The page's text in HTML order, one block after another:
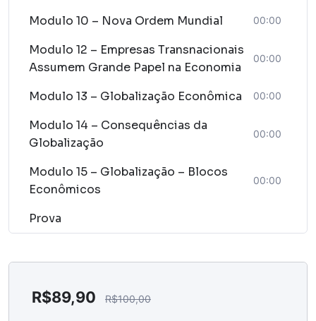
Modulo 10 – Nova Ordem Mundial 00:00
Modulo 12 – Empresas Transnacionais
Assumem Grande Papel na Economia
00:00
Modulo 13 – Globalização Econômica 00:00
Modulo 14 – Consequências da
Globalização
00:00
Modulo 15 – Globalização – Blocos
Econômicos
00:00
Prova
R$89,90 R$100,00